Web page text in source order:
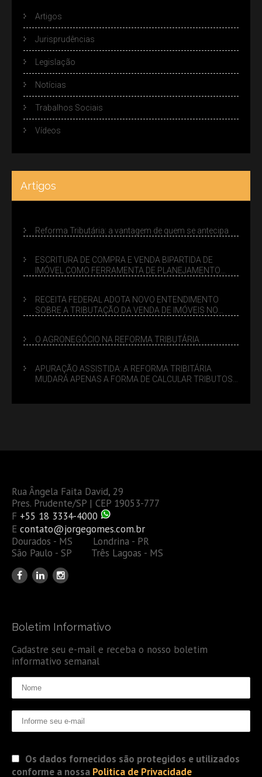
Artigos
Jurisprudências
Legislação
Notícias
Trabalhos Sociais
Vídeos
Artigos
Reforma Tributária: a vantagem de quem se antecipa
ESCRITURA DE COMPRA E VENDA BIPARTIDA DE
IMÓVEL COMO FERRAMENTA DE PLANEJAMENTO
RECEITA FEDERAL ADOTA NOVO ENTENDIMENTO
SOBRE A TRIBUTAÇÃO DA VENDA DE IMÓVEIS NO
O AGRONEGÓCIO NA REFORMA TRIBUTÁRIA
APURAÇÃO ASSISTIDA: A REFORMA TRIBITÁRIA
MUDARÁ APENAS A FORMA DE CALCULAR TRIBUTOS
Rua Ângela Faita David, 29
Pres. Prudente/SP | CEP 19053-777
F +55 18 3334-4000
E contato@jorgegomes.com.br
Dourados - MS Londrina - PR
São Paulo - SP Três Lagoas - MS
Boletim Informativo
Cadastre seu e-mail e receba o nosso boletim
informativo semanal
Os dados fornecidos são protegidos e utilizados
conforme a nossa Politica de Privacidade